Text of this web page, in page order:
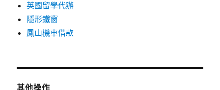
英國留學代辦
隱形鐵窗
鳳山機車借款
其他操作